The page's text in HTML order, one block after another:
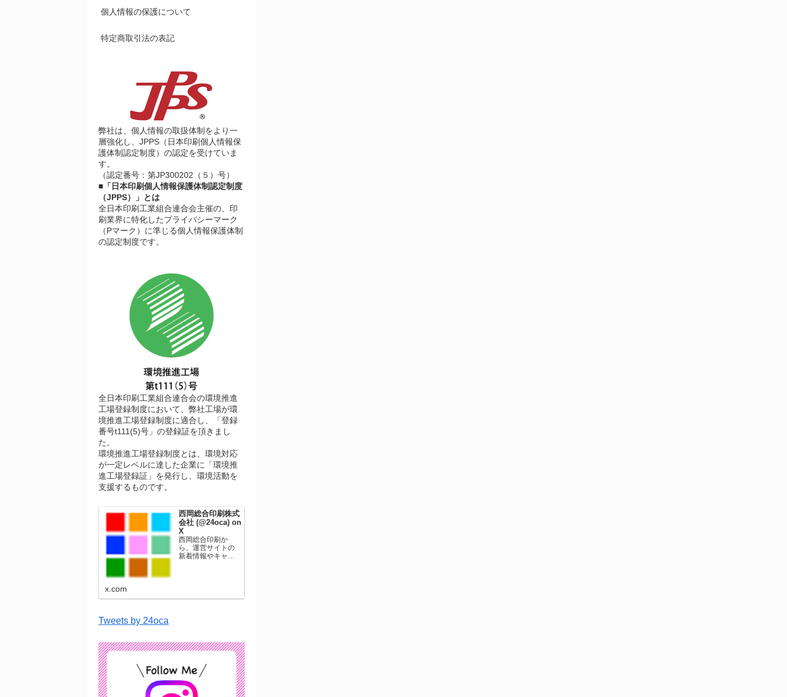
個人情報の保護について
特定商取引法の表記
弊社は、個人情報の取扱体制をより一
層強化し、JPPS（日本印刷個人情報保
護体制認定制度）の認定を受けていま
す。
（認定番号：第JP300202（５）号）
■「日本印刷個人情報保護体制認定制度
（JPPS）」とは
全日本印刷工業組合連合会主催の、印
刷業界に特化したプライバシーマーク
（Pマーク）に準じる個人情報保護体制
の認定制度です。
全日本印刷工業組合連合会の環境推進
工場登録制度において、弊社工場が環
境推進工場登録制度に適合し、「登録
番号t111(5)号」の登録証を頂きまし
た。
環境推進工場登録制度とは、環境対応
が一定レベルに達した企業に「環境推
進工場登録証」を発行し、環境活動を
支援するものです。
西岡総合印刷株式
会社 (@24oca) on
X
西岡総合印刷か
ら、運営サイトの
新着情報やキャン
ています。
x.com
Tweets by 24oca